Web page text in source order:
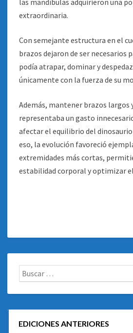
las mandíbulas adquirieron una
extraordinaria.
Con semejante estructura en el
brazos dejaron de ser necesarios
podía atrapar, dominar y
únicamente con la fuerza de su
Además, mantener brazos largos
representaba un gasto
afectar el equilibrio del
eso, la evolución favoreció
extremidades más cortas,
estabilidad corporal y optimizar
Buscar:
EDICIONES ANTERIORES